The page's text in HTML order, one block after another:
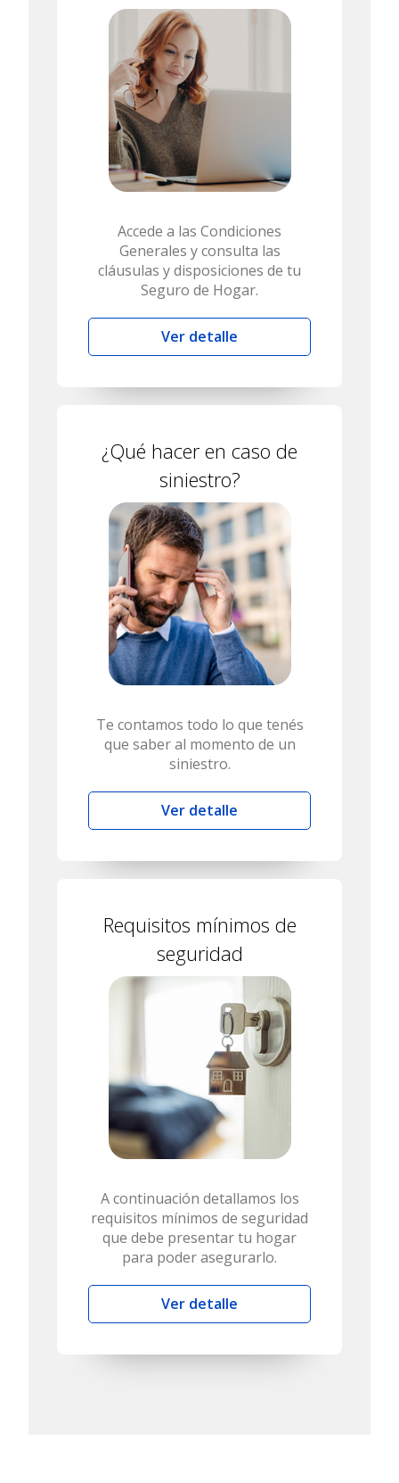
Accede a las Condiciones
Generales y consulta las
cláusulas y disposiciones de tu
Seguro de Hogar.
Ver detalle
¿Qué hacer en caso de
siniestro?
Te contamos todo lo que tenés
que saber al momento de un
siniestro.
Ver detalle
Requisitos mínimos de
seguridad
A continuación detallamos los
requisitos mínimos de seguridad
que debe presentar tu hogar
para poder asegurarlo.
Ver detalle